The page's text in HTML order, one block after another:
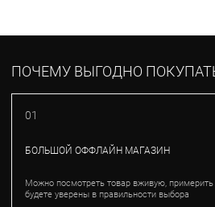
ПОЧЕМУ ВЫГОДНО
01
БОЛЬШОЙ ОФФЛАЙН МАГАЗИН
Можно посмотреть товар вживую,
будете уверены в правильности выбора